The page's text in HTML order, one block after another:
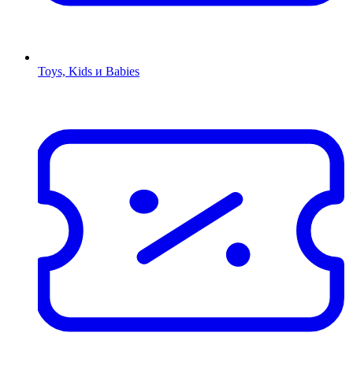
Toys, Kids и Babies